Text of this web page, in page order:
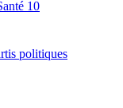
10
politiques